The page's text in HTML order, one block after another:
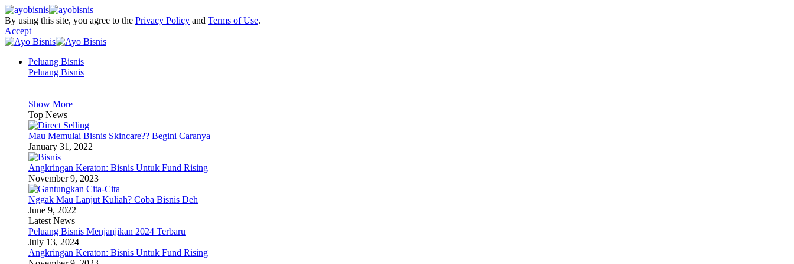
By using this site, you agree to the Privacy Policy and Terms of Use.
Accept
Peluang Bisnis
Peluang Bisnis
Show More
Top News
Mau Memulai Bisnis Skincare?? Begini Caranya
January 31, 2022
Angkringan Keraton: Bisnis Untuk Fund Rising
November 9, 2023
Nggak Mau Lanjut Kuliah? Coba Bisnis Deh
June 9, 2022
Latest News
Peluang Bisnis Menjanjikan 2024 Terbaru
July 13, 2024
Angkringan Keraton: Bisnis Untuk Fund Rising